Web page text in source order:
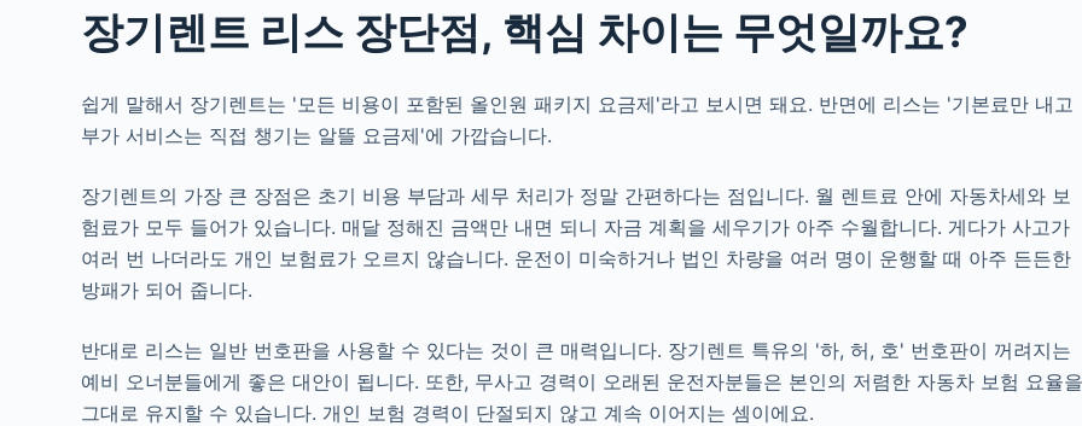
장기렌트 리스 장단점, 핵심 차이는 무엇일까요?
쉽게 말해서 장기렌트는 '모든 비용이 포함된 올인원 패키지 요금제'라고 보시면 돼요. 반면에 리스는 '기본료만 내고
부가 서비스는 직접 챙기는 알뜰 요금제'에 가깝습니다.
장기렌트의 가장 큰 장점은 초기 비용 부담과 세무 처리가 정말 간편하다는 점입니다. 월 렌트료 안에 자동차세와 보
험료가 모두 들어가 있습니다. 매달 정해진 금액만 내면 되니 자금 계획을 세우기가 아주 수월합니다. 게다가 사고가
여러 번 나더라도 개인 보험료가 오르지 않습니다. 운전이 미숙하거나 법인 차량을 여러 명이 운행할 때 아주 든든한
방패가 되어 줍니다.
반대로 리스는 일반 번호판을 사용할 수 있다는 것이 큰 매력입니다. 장기렌트 특유의 '하, 허, 호' 번호판이 꺼려지는
예비 오너분들에게 좋은 대안이 됩니다. 또한, 무사고 경력이 오래된 운전자분들은 본인의 저렴한 자동차 보험 요율
그대로 유지할 수 있습니다. 개인 보험 경력이 단절되지 않고 계속 이어지는 셈이에요.